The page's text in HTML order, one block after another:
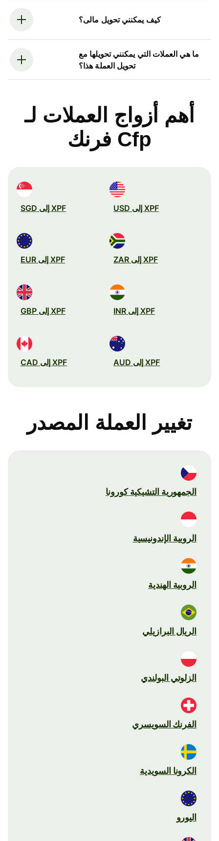
كيف يمكنني تحويل مالى؟
ما هي العملات التي يمكنني تحويلها مع
تحويل العملة هذا؟
أهم أزواج العملات لـ
Cfp فرنك
XPF إلى USD XPF إلى SGD
XPF إلى ZAR XPF إلى EUR
XPF إلى INR XPF إلى GBP
XPF إلى AUD XPF إلى CAD
تغيير العملة المصدر
الجمهورية التشيكية كورونا
الروبية الإندونيسية
الروبية الهندية
الريال البرازيلي
الزلوتي البولندي
الفرنك السويسري
الكرونا السويدية
اليورو